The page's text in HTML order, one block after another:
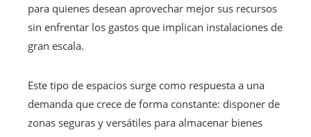
para quienes desean aprovechar mejor sus recursos
sin enfrentar los gastos que implican instalaciones de
gran escala.
Este tipo de espacios surge como respuesta a una
demanda que crece de forma constante: disponer de
zonas seguras y versátiles para almacenar bienes